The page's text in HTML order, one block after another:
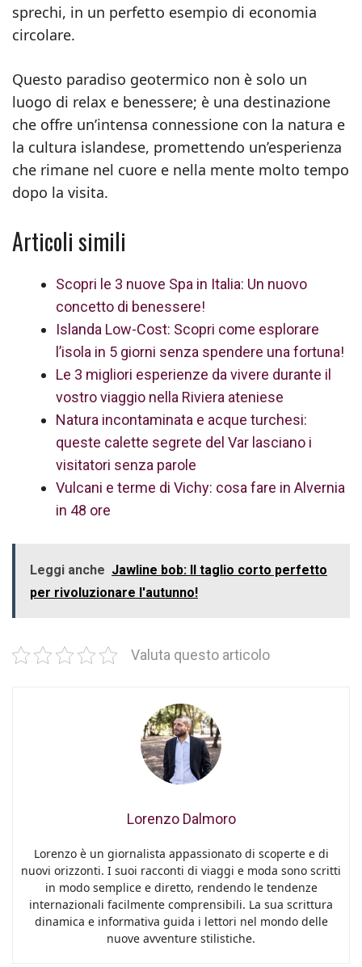
sprechi, in un perfetto esempio di economia
circolare.
Questo paradiso geotermico non è solo un
luogo di relax e benessere; è una destinazione
che offre un’intensa connessione con la natura e
la cultura islandese, promettendo un’esperienza
che rimane nel cuore e nella mente molto tempo
dopo la visita.
Articoli simili
Scopri le 3 nuove Spa in Italia: Un nuovo
concetto di benessere!
Islanda Low-Cost: Scopri come esplorare
l’isola in 5 giorni senza spendere una fortuna!
Le 3 migliori esperienze da vivere durante il
vostro viaggio nella Riviera ateniese
Natura incontaminata e acque turchesi:
queste calette segrete del Var lasciano i
visitatori senza parole
Vulcani e terme di Vichy: cosa fare in Alvernia
in 48 ore
Leggi anche Jawline bob: Il taglio corto perfetto
per rivoluzionare l'autunno!
Valuta questo articolo
Lorenzo Dalmoro
Lorenzo è un giornalista appassionato di scoperte e di
nuovi orizzonti. I suoi racconti di viaggi e moda sono scritti
in modo semplice e diretto, rendendo le tendenze
internazionali facilmente comprensibili. La sua scrittura
dinamica e informativa guida i lettori nel mondo delle
nuove avventure stilistiche.